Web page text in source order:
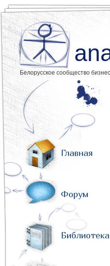
Белорусское сообщество
Главная
Форум
Библиотека